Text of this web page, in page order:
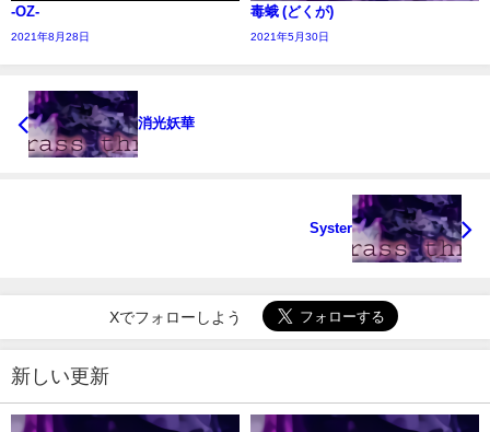
-OZ-
2021年8月28日
毒蛾 (どくが)
2021年5月30日
消光妖華
Syster
Xでフォローしよう
新しい更新